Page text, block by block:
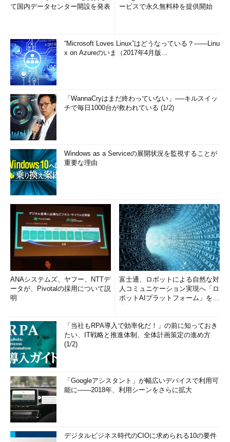
て国内データセンター開設を発表
ービスで永久無料枠を提供開始
“Microsoft Loves Linux”はどうなっている？――Linu
x on Azureのいま（2017年4月版...
「WannaCryはまだ終わっていない」──キルスイッ
チで毎日1000台が救われている (1/2)
Windows as a Serviceの展開状況を監視することが
重要な理由
ANAシステムズ、ヤフー、NTTデ
ータが、Pivotalの採用について説
明
富士通、ロボットによる自然な対
人コミュニケーション実現へ「ロ
ボットAIプラットフォーム」を発
「当社もRPA導入で効率化だ！」の前に知っておき
たい、IT戦略と推進体制、全体計画策定の進め方
(1/2)
「Googleアシスタント」が幅広いデバイスで利用可
能に――2018年、利用シーンをさらに拡大
デジタルビジネス時代のCIOに求められる10の要件